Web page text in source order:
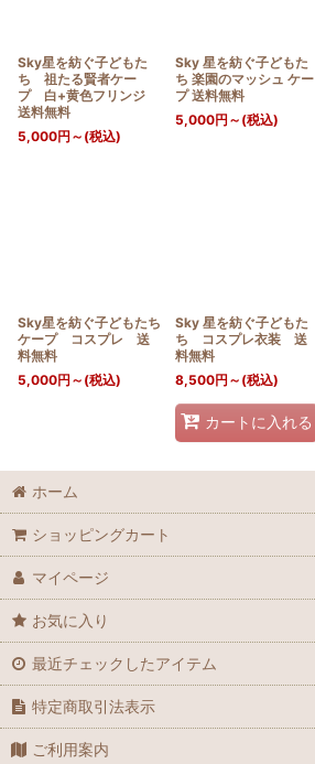
Sky星を紡ぐ子どもた
ち 祖たる賢者ケー
プ 白+黄色フリンジ
送料無料
5,000円 ～ (税込)
Sky 星を紡ぐ子どもた
ち 楽園のマッシュ ケー
プ 送料無料
5,000円 ～ (税込)
Sky星を紡ぐ子どもたち
ケープ コスプレ 送
料無料
5,000円 ～ (税込)
Sky 星を紡ぐ子どもた
ち コスプレ衣装 送
料無料
8,500円 ～ (税込)
カートに入れる
ホーム
ショッピングカート
マイページ
お気に入り
最近チェックしたアイテム
特定商取引法表示
ご利用案内